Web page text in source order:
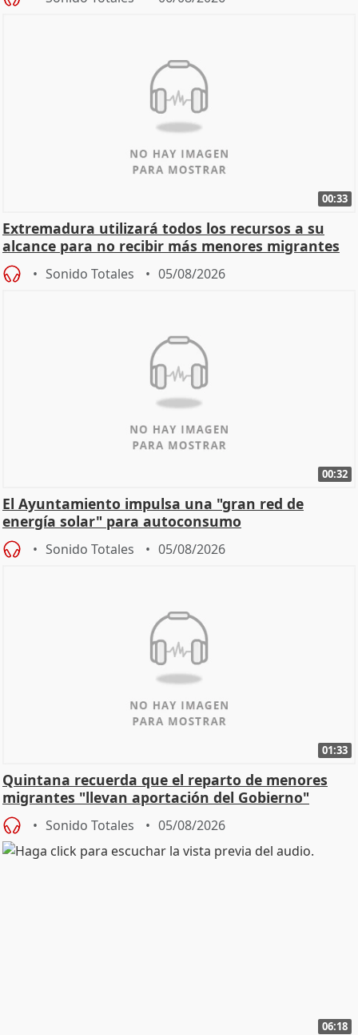
00:33
Extremadura utilizará todos los recursos a su
alcance para no recibir más menores migrantes
Sonido Totales 05/08/2026
00:32
El Ayuntamiento impulsa una "gran red de
energía solar" para autoconsumo
Sonido Totales 05/08/2026
01:33
Quintana recuerda que el reparto de menores
migrantes "llevan aportación del Gobierno"
central
Sonido Totales 05/08/2026
06:18